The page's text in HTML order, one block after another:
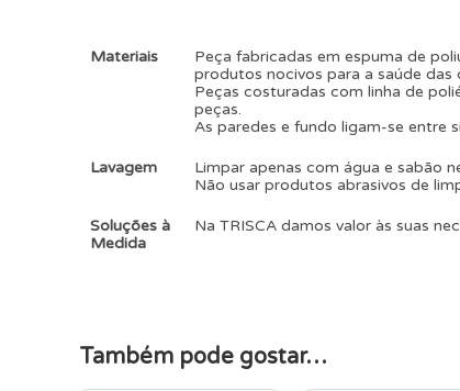
Materiais
Peça fabricadas em espuma de
produtos nocivos para a saúde das
Peças costuradas com linha de
peças.
As paredes e fundo ligam-se entre
Lavagem
Limpar apenas com água e sabão
Não usar produtos abrasivos de
Soluções à
Medida
Na TRISCA damos valor às suas
Também pode gostar…